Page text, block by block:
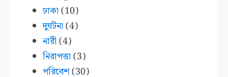
ঢাকা (10)
দুর্ঘটনা (4)
নারী (4)
নিরাপত্তা (3)
পরিবেশ(30)